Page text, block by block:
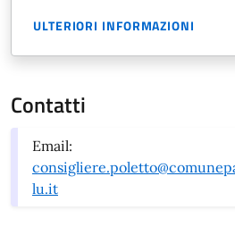
ULTERIORI INFORMAZIONI
Contatti
Email:
lu.it